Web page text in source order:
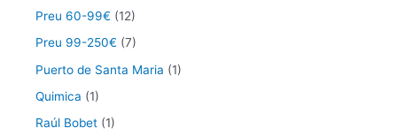
Preu 60-99€ (12)
Preu 99-250€ (7)
Puerto de Santa Maria (1)
Quimica (1)
Raúl Bobet (1)